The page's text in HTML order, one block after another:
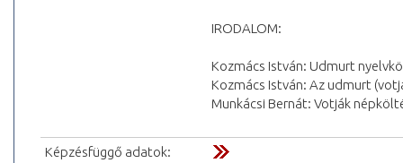
IRODALOM:
Kozmács István: Udmurt
Kozmács István: Az udmurt
Munkácsi Bernát: Votják
Képzésfüggő adatok: